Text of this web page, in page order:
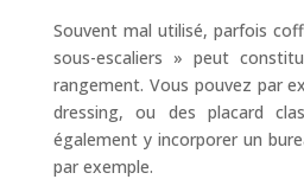
Souvent mal utilisé, parfois
sous-escaliers » peut
rangement. Vous pouvez par
dressing, ou des placard
également y incorporer un
par exemple.